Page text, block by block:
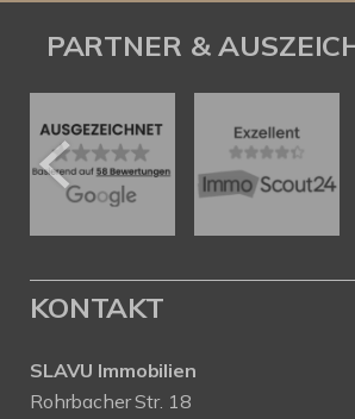
PARTNER &
KONTAKT
SLAVU Immobilien
Rohrbacher Str. 18